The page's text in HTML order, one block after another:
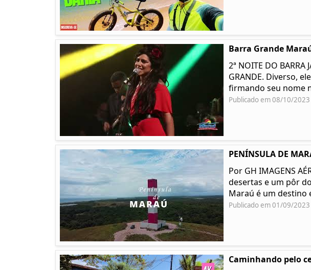
Barra Grande
2ª NOITE DO BARRA
GRANDE. Diverso,
firmando seu nome
Publicado em 08/10/2023
PENÍNSULA DE
Por GH IMAGENS
desertas e um pôr
Maraú é um destino
Publicado em 01/09/2023
Caminhando pelo